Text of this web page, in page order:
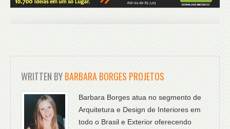
WRITTEN BYBARBARA BORGES PROJETOS
Barbara Borges atua no segmento de
Arquitetura e Design de Interiores em
todo o Brasil e Exterior oferecendo